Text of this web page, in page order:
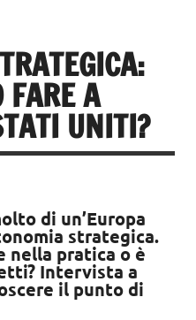
FARE A
UNITI?
di un’Europa
strategica.
nella pratica o è
Intervista a
il punto di